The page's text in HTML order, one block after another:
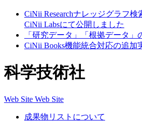
CiNii Researchナレッジグラフ
CiNii Labsにて公開しました
「研究データ」「根拠データ」
CiNii Books機能統合対応の追加
科学技術社
Web Site Web Site
成果物リストについて